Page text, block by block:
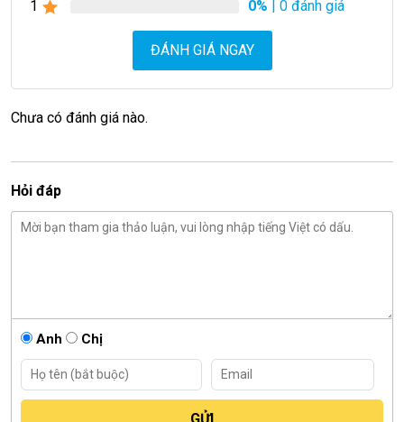
1 0% | 0 đánh giá
ĐÁNH GIÁ NGAY
Chưa có đánh giá nào.
Hỏi đáp
Anh Chị